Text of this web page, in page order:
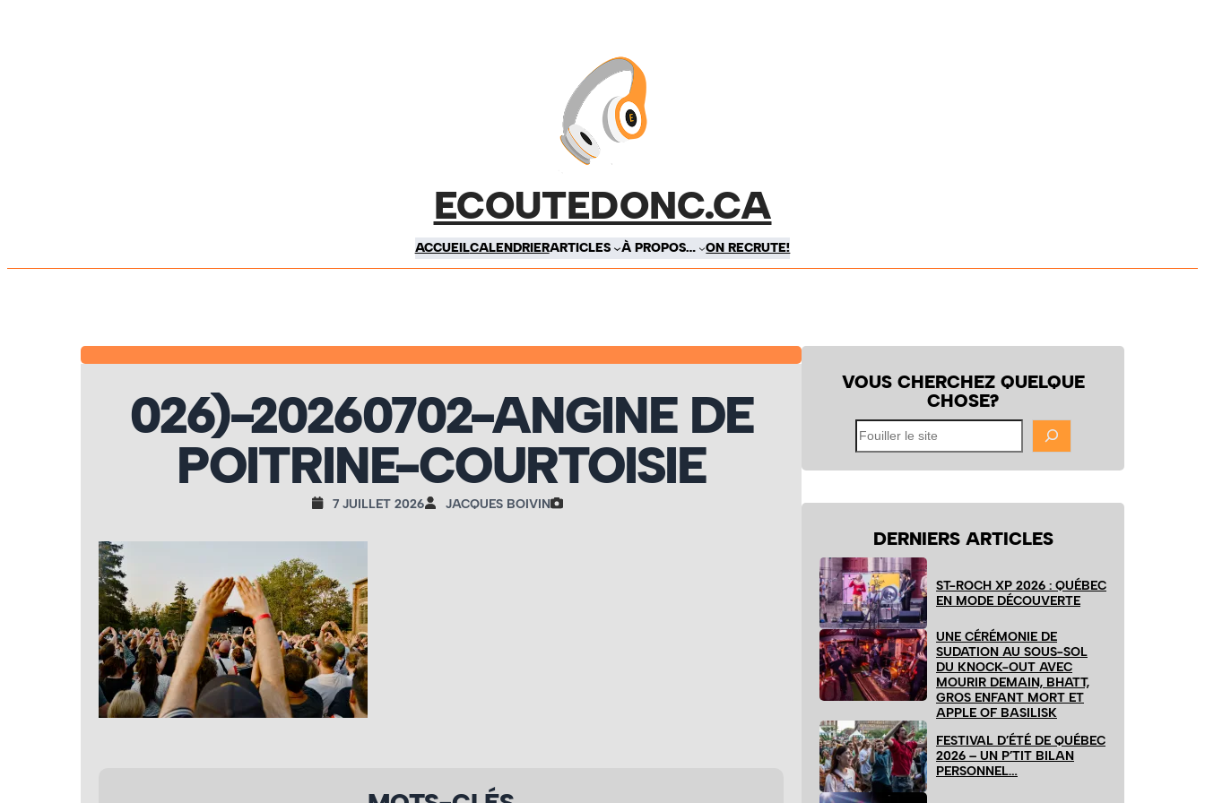
ECOUTEDONC.CA
ACCUEILCALENDRIERARTICLES À PROPOS… ON RECRUTE!
026)-20260702-ANGINE DE
POITRINE-COURTOISIE
7 JUILLET 2026 JACQUES BOIVIN
VOUS CHERCHEZ QUELQUE
CHOSE?
Fouiller
le
site
DERNIERS ARTICLES
ST-ROCH XP 2026 : QUÉBEC
EN MODE DÉCOUVERTE
UNE CÉRÉMONIE DE
SUDATION AU SOUS-SOL
DU KNOCK-OUT AVEC
MOURIR DEMAIN, BHATT,
GROS ENFANT MORT ET
APPLE OF BASILISK
FESTIVAL D’ÉTÉ DE QUÉBEC
2026 – UN P’TIT BILAN
PERSONNEL…